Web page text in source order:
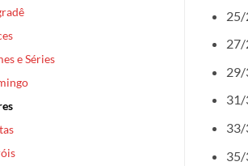
e Séries
25/
27/
29/
31/
35/